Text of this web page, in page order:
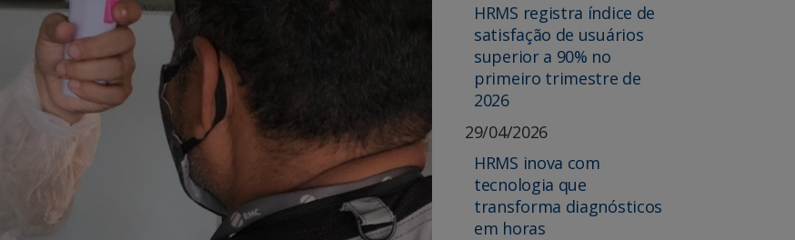
HRMS registra índice de
satisfação de usuários
superior a 90% no
primeiro trimestre de
2026
29/04/2026
HRMS inova com
tecnologia que
transforma diagnósticos
em horas